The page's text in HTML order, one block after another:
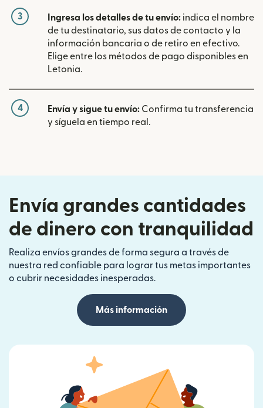
3 Ingresa los detalles de tu envío: indica el nombre
de tu destinatario, sus datos de contacto y la
información bancaria o de retiro en efectivo.
Elige entre los métodos de pago disponibles en
Letonia.
4 Envía y sigue tu envío: Confirma tu transferencia
y síguela en tiempo real.
Envía grandes cantidades
de dinero con tranquilidad
Realiza envíos grandes de forma segura a través de
nuestra red confiable para lograr tus metas importantes
o cubrir necesidades inesperadas.
Más información